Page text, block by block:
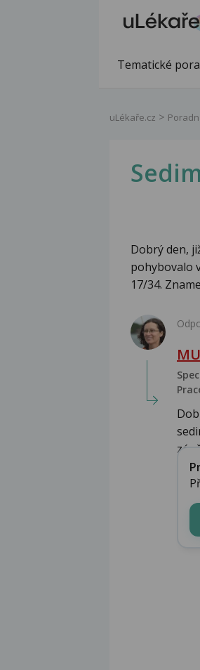
Tematické
uLékaře.cz
Dobrý den,
pohybovalo
17/34.